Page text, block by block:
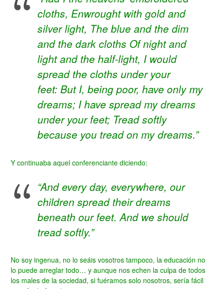
cloths, Enwrought with gold and
silver light, The blue and the dim
and the dark cloths Of night and
light and the half-light, I would
spread the cloths under your
feet: But I, being poor, have only my
dreams; I have spread my dreams
under your feet; Tread softly
because you tread on my dreams.”
Y continuaba aquel conferenciante diciendo:
“And every day, everywhere, our
children spread their dreams
beneath our feet. And we should
tread softly.”
No soy ingenua, no lo seáis vosotros tampoco, la educación no
lo puede arreglar todo… y aunque nos echen la culpa de todos
los males de la sociedad, si fuéramos solo nosotros, sería fácil